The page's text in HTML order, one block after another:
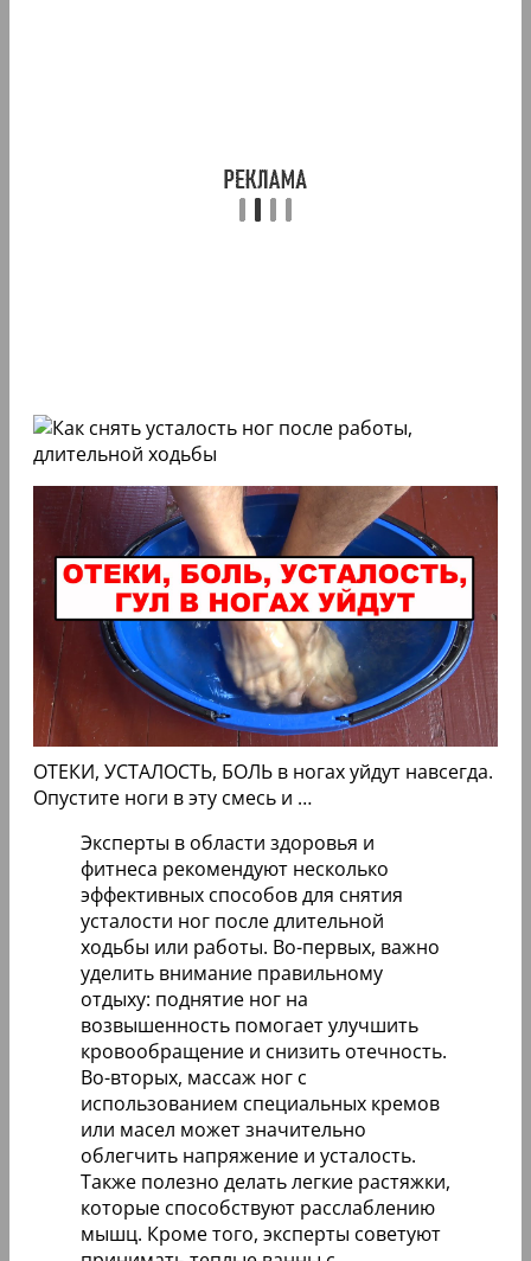
ОТЕКИ, УСТАЛОСТЬ, БОЛЬ в ногах уйдут навсегда.
Опустите ноги в эту смесь и …
Эксперты в области здоровья и
фитнеса рекомендуют несколько
эффективных способов для снятия
усталости ног после длительной
ходьбы или работы. Во-первых, важно
уделить внимание правильному
отдыху: поднятие ног на
возвышенность помогает улучшить
кровообращение и снизить отечность.
Во-вторых, массаж ног с
использованием специальных кремов
или масел может значительно
облегчить напряжение и усталость.
Также полезно делать легкие растяжки,
которые способствуют расслаблению
мышц. Кроме того, эксперты советуют